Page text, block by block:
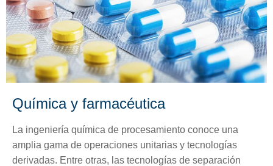
Química y farmacéutica
La ingeniería química de procesamiento conoce una
amplia gama de operaciones unitarias y tecnologías
derivadas. Entre otras, las tecnologías de separación